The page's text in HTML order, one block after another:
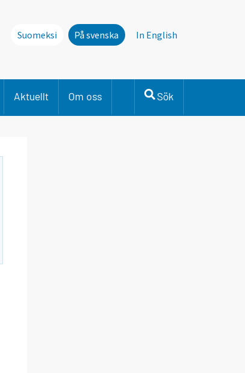
Suomeksi På svenska In English
Aktuellt Om oss Sök